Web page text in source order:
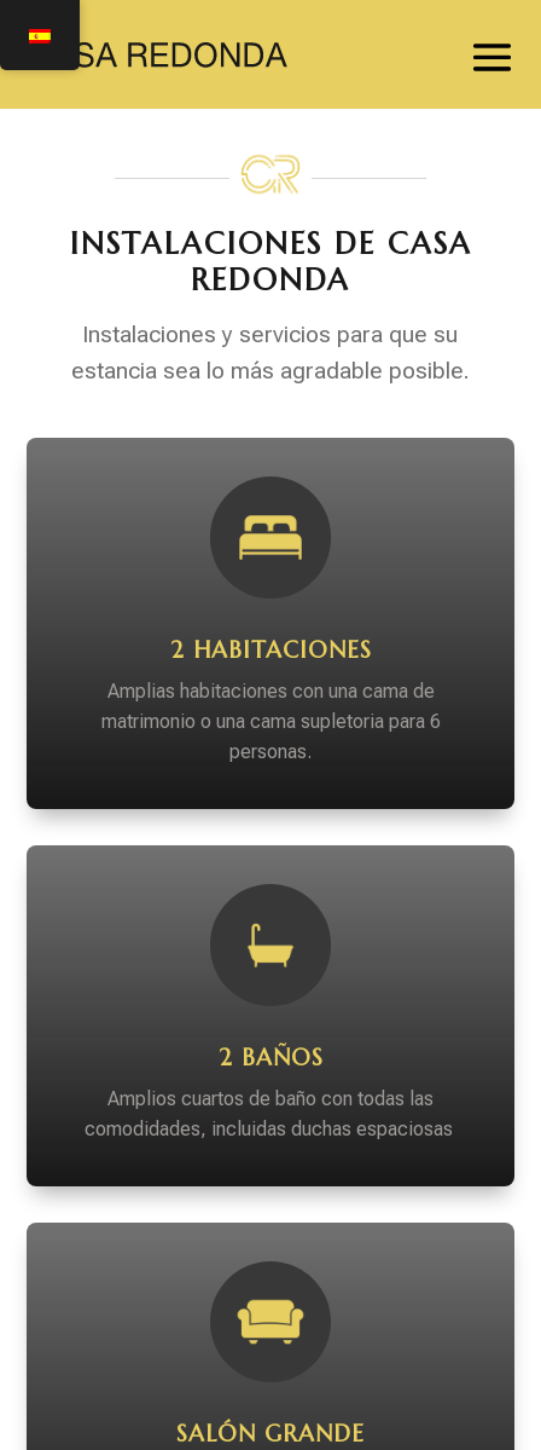
INSTALACIONES DE CASA
REDONDA
Instalaciones y servicios para que su
estancia sea lo más agradable posible.
2 HABITACIONES
Amplias habitaciones con una cama de
matrimonio o una cama supletoria para 6
personas.
2 BAÑOS
Amplios cuartos de baño con todas las
comodidades, incluidas duchas espaciosas
SALÓN GRANDE